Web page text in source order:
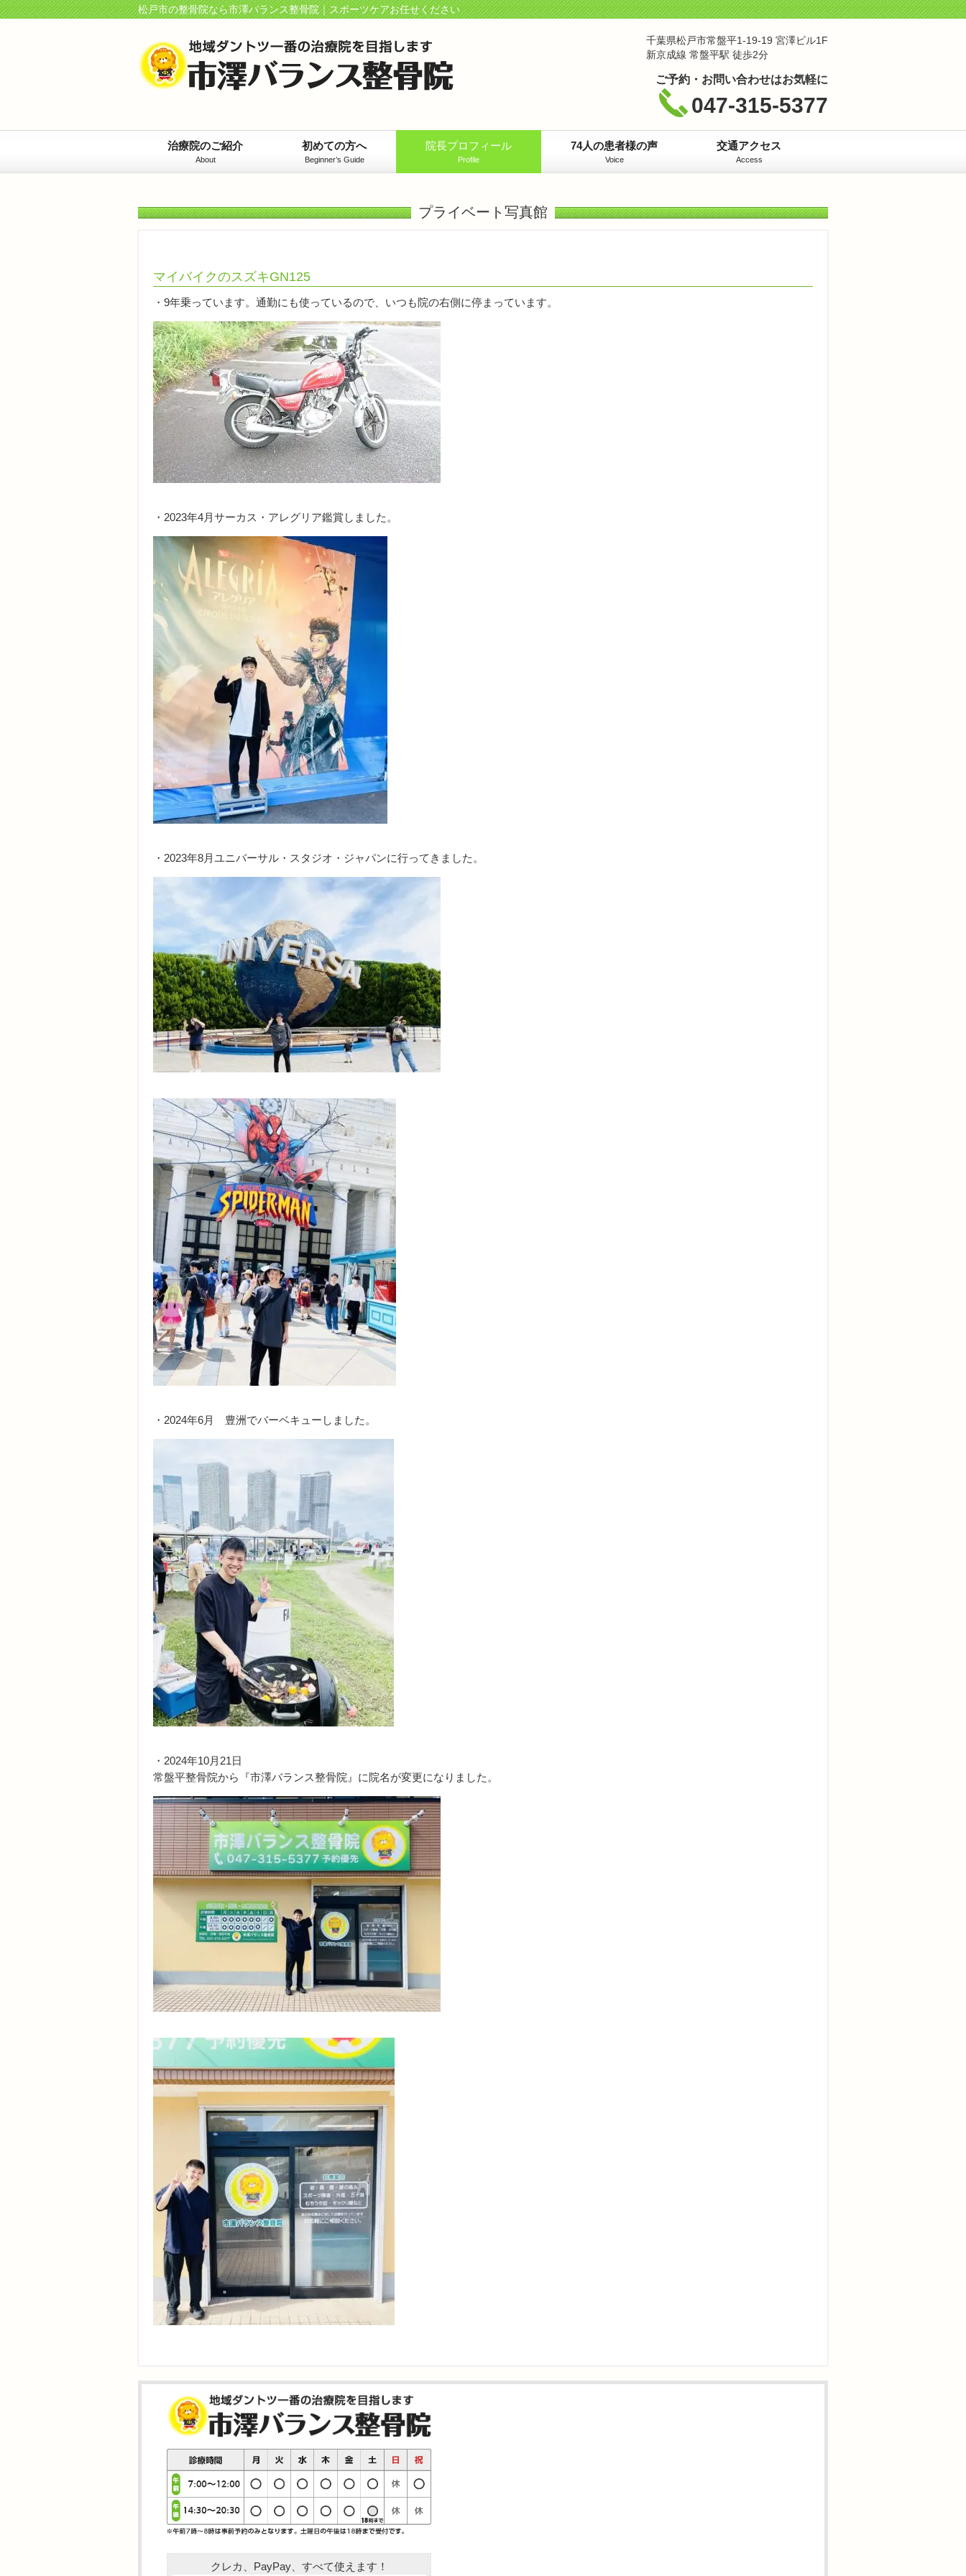
松戸市の整骨院なら市澤バランス整骨院｜スポーツケアお任せください
千葉県松戸市常盤平1-19-19 宮澤ビル1F
新京成線 常盤平駅 徒歩2分
ご予約・お問い合わせはお気軽に
047-315-5377
治療院のご紹介
About
初めての方へ
Beginner’s Guide
院長プロフィール
Profile
74人の患者様の声
Voice
交通アクセス
Access
プライベート写真館
マイバイクのスズキGN125
・9年乗っています。通勤にも使っているので、いつも院の右側に停まっています。
・2023年4月サーカス・アレグリア鑑賞しました。
・2023年8月ユニバーサル・スタジオ・ジャパンに行ってきました。
・2024年6月 豊洲でバーベキューしました。
・2024年10月21日
常盤平整骨院から『市澤バランス整骨院』に院名が変更になりました。
クレカ、PayPay、すべて使えます！